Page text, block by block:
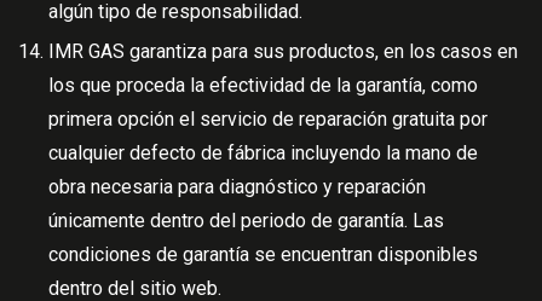
algún tipo de responsabilidad.
IMR GAS garantiza para sus productos, en los casos en
los que proceda la efectividad de la garantía, como
primera opción el servicio de reparación gratuita por
cualquier defecto de fábrica incluyendo la mano de
obra necesaria para diagnóstico y reparación
únicamente dentro del periodo de garantía. Las
condiciones de garantía se encuentran disponibles
dentro del sitio web.